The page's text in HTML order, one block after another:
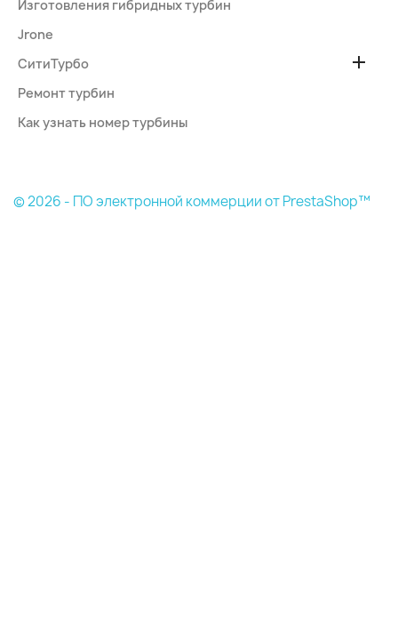
Изготовления гибридных турбин
Jrone
СитиТурбо

Ремонт турбин
Как узнать номер турбины
© 2026 - ПО электронной коммерции от PrestaShop™